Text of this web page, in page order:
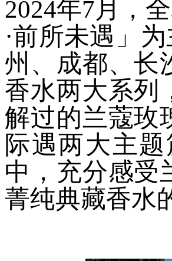
2024年7月，
·前所未遇」
州、成都、长
香水两大系列
解过的兰蔻玫
际遇两大主
中，充分感受
菁纯典藏香水